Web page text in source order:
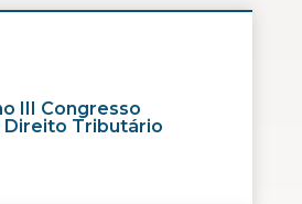
III Congresso
Direito Tributário